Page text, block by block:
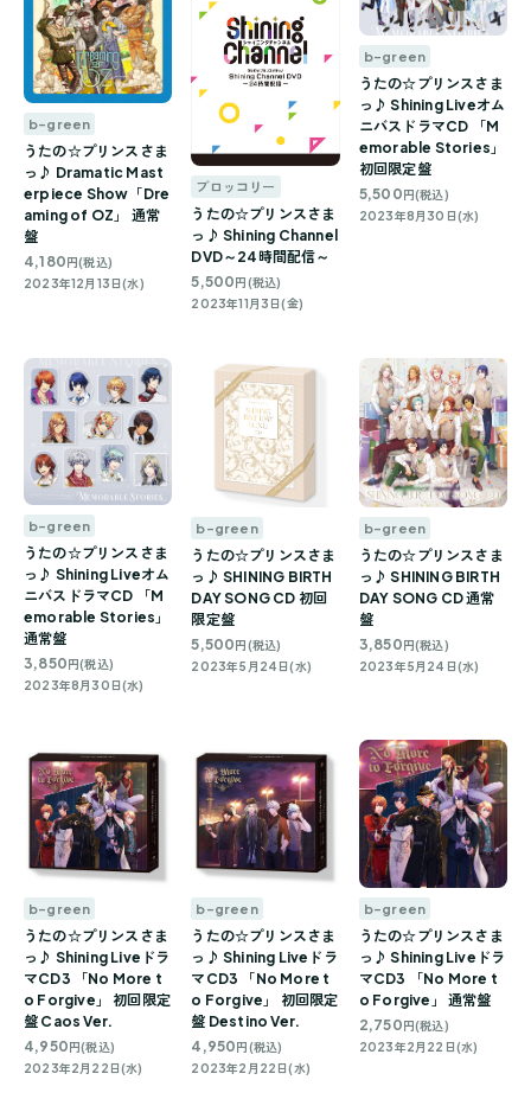
b-green
うたの☆プリンスさま
っ♪ Dramatic Mast
erpiece Show「Dre
aming of OZ」 通常
盤
4,180円(税込)
2023年12月13日(水)
ブロッコリー
うたの☆プリンスさま
っ♪ Shining Channel
DVD～24時間配信～
5,500 円(税込)
2023年11月3日(金)
b-green
うたの☆プリンスさま
っ♪ Shining Liveオム
ニバスドラマCD 「M
emorable Stories」
初回限定盤
5,500円(税込)
2023年8月30日(水)
b-green
うたの☆プリンスさま
っ♪ Shining Liveオム
ニバスドラマCD 「M
emorable Stories」
通常盤
3,850円(税込)
2023年8月30日(水)
b-green
うたの☆プリンスさま
っ♪ SHINING BIRTH
DAY SONG CD 初回
限定盤
5,500円(税込)
2023年5月24日(水)
b-green
うたの☆プリンスさま
っ♪ SHINING BIRTH
DAY SONG CD 通常
盤
3,850円(税込)
2023年5月24日(水)
b-green
うたの☆プリンスさま
っ♪ Shining Liveドラ
マCD3 「No More t
o Forgive」 初回限定
盤 Caos Ver.
4,950円(税込)
2023年2月22日(水)
b-green
うたの☆プリンスさま
っ♪ Shining Liveドラ
マCD3 「No More t
o Forgive」 初回限定
盤 Destino Ver.
4,950円(税込)
2023年2月22日(水)
b-green
うたの☆プリンスさま
っ♪ Shining Liveドラ
マCD3 「No More t
o Forgive」 通常盤
2,750円(税込)
2023年2月22日(水)